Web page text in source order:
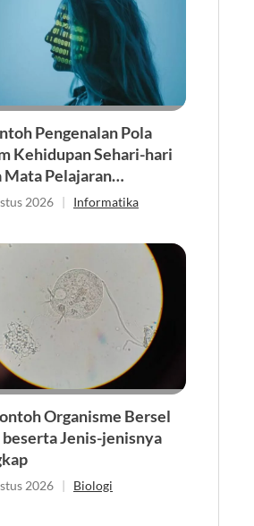
Pengenalan Pola
Kehidupan Sehari-hari
Mata Pelajaran
2026 | Informatika
Organisme Bersel
beserta Jenis-jenisnya
2026 | Biologi